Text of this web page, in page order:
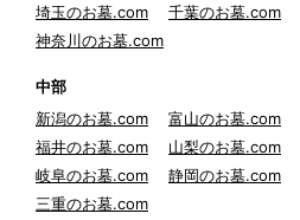
埼玉のお墓.com
千葉のお墓.com
神奈川のお墓.com
中部
新潟のお墓.com
富山のお墓.com
福井のお墓.com
山梨のお墓.com
岐阜のお墓.com
静岡のお墓.com
三重のお墓.com